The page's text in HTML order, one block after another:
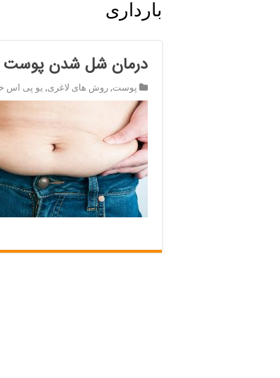
بارداری
درمان شل شدن پوست
پوست,روش های لاغری, یو پی اس